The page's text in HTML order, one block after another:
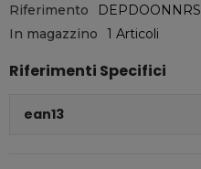
Riferimento
DEPDOONNRS
In magazzino
1 Articoli
Riferimenti Specifici
ean13